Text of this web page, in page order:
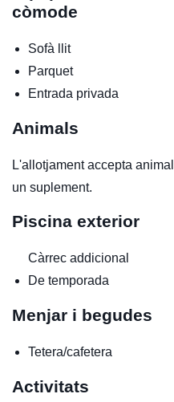
còmode
Sofà llit
Parquet
Entrada privada
Animals
L'allotjament accepta
un suplement.
Piscina exterior
Càrrec addicional
De temporada
Menjar i begudes
Tetera/cafetera
Activitats